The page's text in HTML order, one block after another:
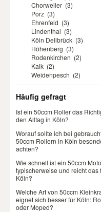
Chorweiler (3)
Porz (3)
Ehrenfeld (3)
Lindenthal (3)
Köln Dellbrück (3)
Höhenberg (3)
Rodenkirchen (2)
Kalk (2)
Weidenpesch (2)
Häufig gefragt
Ist ein 50ccm Roller das
den Alltag in Köln?
Worauf sollte ich bei
50ccm Rollern in Köln
achten?
Wie schnell ist ein 50ccm
typischerweise und reicht das
Köln?
Welche Art von 50ccm
eignet sich besser für Köln:
oder Moped?